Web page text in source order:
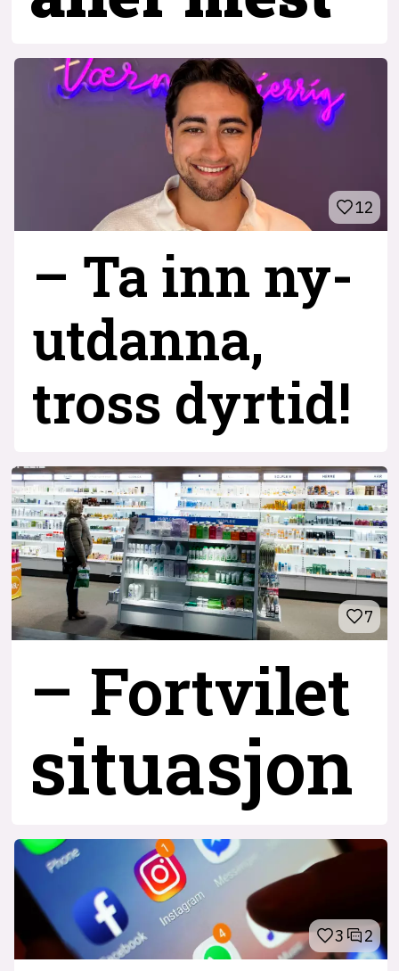
12
– Ta inn ny­
utdanna,
tross dyrtid!
7
– Fortvilet
situasjon
3 2